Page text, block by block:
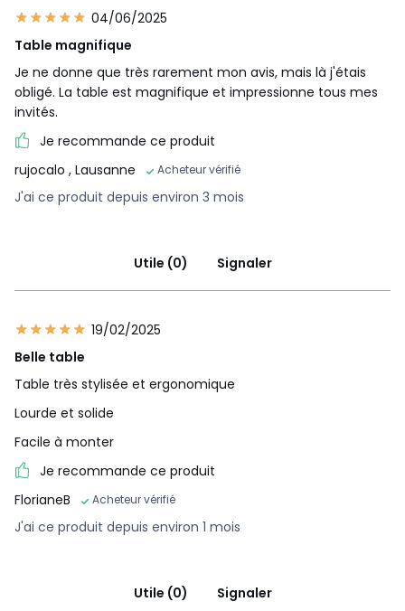
04/06/2025
Table magnifique
Je ne donne que très rarement mon avis, mais là j'étais
obligé. La table est magnifique et impressionne tous mes
invités.
Je recommande ce produit
rujocalo , Lausanne Acheteur vérifié
J'ai ce produit depuis environ 3 mois
Utile (0) Signaler
19/02/2025
Belle table
Table très stylisée et ergonomique
Lourde et solide
Facile à monter
Je recommande ce produit
FlorianeB
Acheteur vérifié
J'ai ce produit depuis environ 1 mois
Utile (0) Signaler